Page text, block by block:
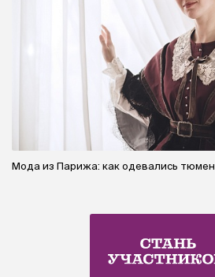
Мода из Парижа: как одевались